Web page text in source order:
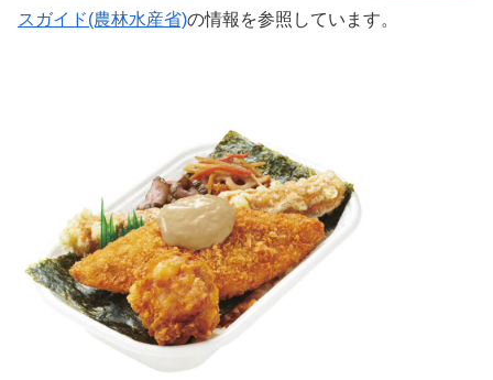
スガイド(農林水産省)の情報を参照しています。